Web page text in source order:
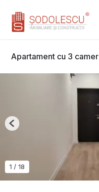
Apartament cu 3
1 / 18
Previous